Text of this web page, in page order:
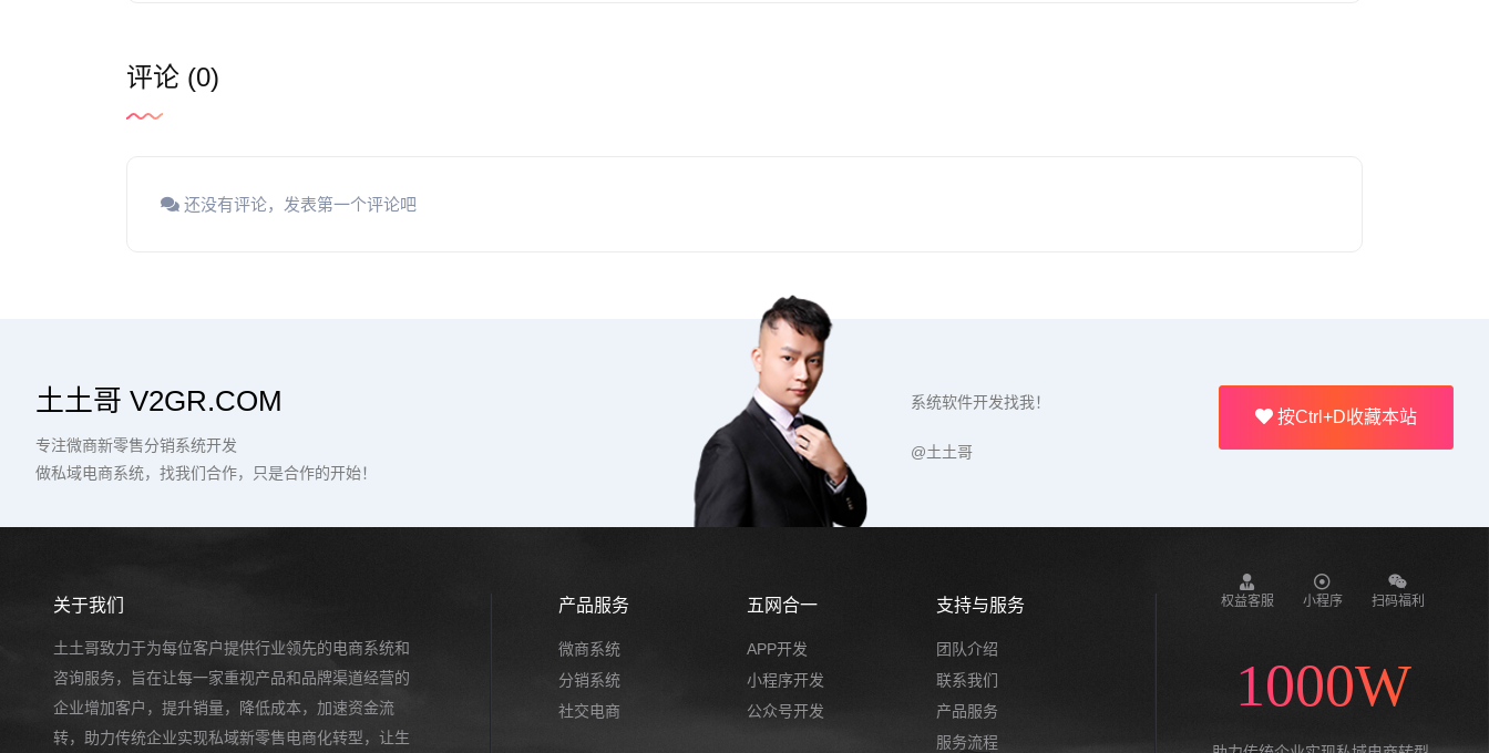
评论 (0)
还没有评论，发表第一个评论吧
土土哥 V2GR.COM
专注微商新零售分销系统开发
做私域电商系统，找我们合作，只是合作的开始！
按Ctrl+D收藏本站
系统软件开发找我！
@土土哥
关于我们
土土哥致力于为每位客户提供行业领先的电商系统和
咨询服务，旨在让每一家重视产品和品牌渠道经营的
企业增加客户，提升销量，降低成本，加速资金流
转，助力传统企业实现私域新零售电商化转型，让生
产品服务
微商系统
分销系统
社交电商
五网合一
APP开发
小程序开发
公众号开发
支持与服务
团队介绍
联系我们
产品服务
服务流程
权益客服 小程序 扫码福利
1000W